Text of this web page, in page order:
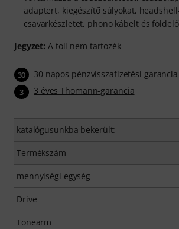
adaptert, kiegészítő súlyokat,
csavarkészletet, phono kábelt és
Jegyzet: A toll nem tartozék
30 30 napos pénzvisszafizetési garancia
3 3 éves Thomann-garancia
katalógusunkba bekerült:
Termékszám
mennyiségi egység
Drive
Tonearm